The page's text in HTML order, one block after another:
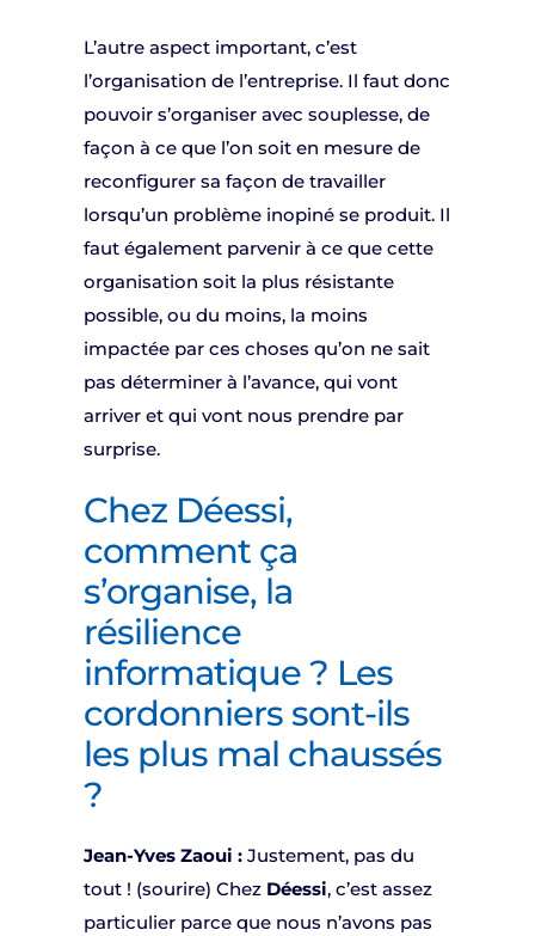
L’autre aspect important, c’est
l’organisation de l’entreprise. Il faut donc
pouvoir s’organiser avec souplesse, de
façon à ce que l’on soit en mesure de
reconfigurer sa façon de travailler
lorsqu’un problème inopiné se produit. Il
faut également parvenir à ce que cette
organisation soit la plus résistante
possible, ou du moins, la moins
impactée par ces choses qu’on ne sait
pas déterminer à l’avance, qui vont
arriver et qui vont nous prendre par
surprise.
Chez Déessi,
comment ça
s’organise, la
résilience
informatique ? Les
cordonniers sont-ils
les plus mal chaussés
?
Jean-Yves Zaoui :Justement, pas du
tout ! (sourire) Chez Déessi, c’est assez
particulier parce que nous n’avons pas